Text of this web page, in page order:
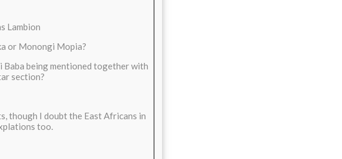
Lambion
or Monongi Mopia?
Baba being mentioned together with
section?
though I doubt the East Africans in
too.